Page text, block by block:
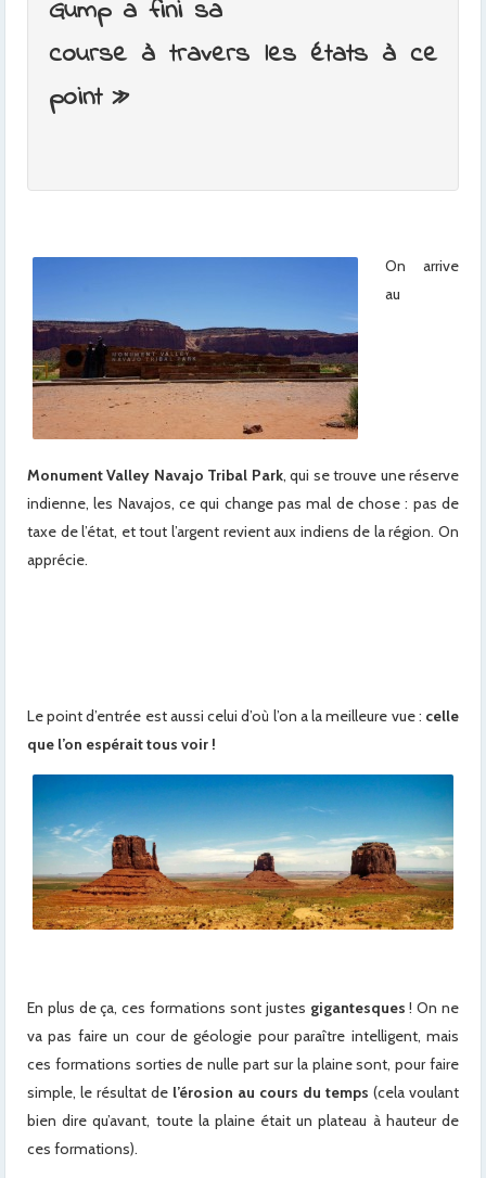
Gump a fini sa
course à travers les états à ce
point »
On arrive
au
Monument Valley Navajo Tribal Park, qui se trouve une réserve
indienne, les Navajos, ce qui change pas mal de chose : pas de
taxe de l’état, et tout l’argent revient aux indiens de la région. On
apprécie.
Le point d’entrée est aussi celui d’où l’on a la meilleure vue : celle
que l’on espérait tous voir !
En plus de ça, ces formations sont justes gigantesques ! On ne
va pas faire un cour de géologie pour paraître intelligent, mais
ces formations sorties de nulle part sur la plaine sont, pour faire
simple, le résultat de l’érosion au cours du temps (cela voulant
bien dire qu’avant, toute la plaine était un plateau à hauteur de
ces formations).